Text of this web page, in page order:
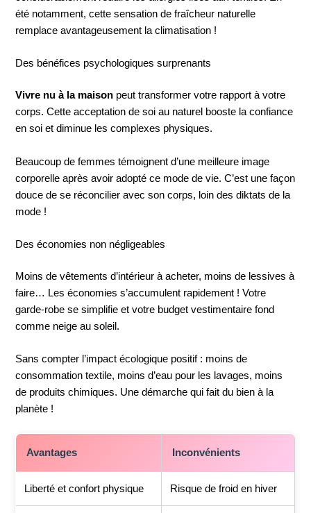
été notamment, cette sensation de fraîcheur naturelle
remplace avantageusement la climatisation !
Des bénéfices psychologiques surprenants
Vivre nu à la maison peut transformer votre rapport à votre
corps. Cette acceptation de soi au naturel booste la confiance
en soi et diminue les complexes physiques.
Beaucoup de femmes témoignent d’une meilleure image
corporelle après avoir adopté ce mode de vie. C’est une façon
douce de se réconcilier avec son corps, loin des diktats de la
mode !
Des économies non négligeables
Moins de vêtements d’intérieur à acheter, moins de lessives à
faire… Les économies s’accumulent rapidement ! Votre
garde-robe se simplifie et votre budget vestimentaire fond
comme neige au soleil.
Sans compter l’impact écologique positif : moins de
consommation textile, moins d’eau pour les lavages, moins
de produits chimiques. Une démarche qui fait du bien à la
planète !
Avantages Inconvénients
Liberté et confort physique Risque de froid en hiver